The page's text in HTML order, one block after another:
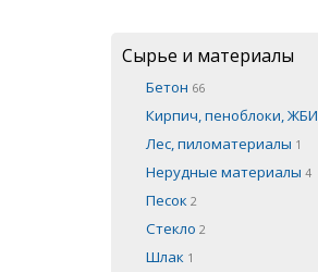
Сырье и материалы
Бетон 66
Кирпич, пеноблоки, ЖБИ
Лес, пиломатериалы 1
Нерудные материалы 4
Песок 2
Стекло 2
Шлак 1